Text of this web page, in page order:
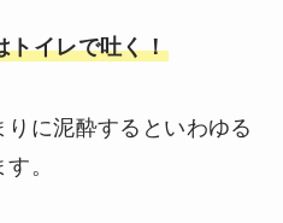
トイレで吐く！
に泥酔するといわゆる
。